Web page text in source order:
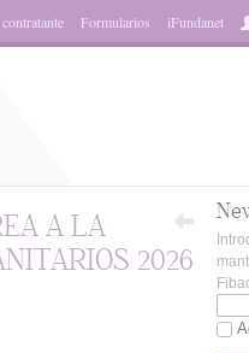
Formularios iFundanet
A LA
2026